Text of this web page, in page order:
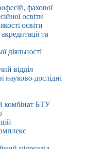
фахової
освіти
освіти
та
діяльності
відділ
науково-дослідні
комбінат БТУ